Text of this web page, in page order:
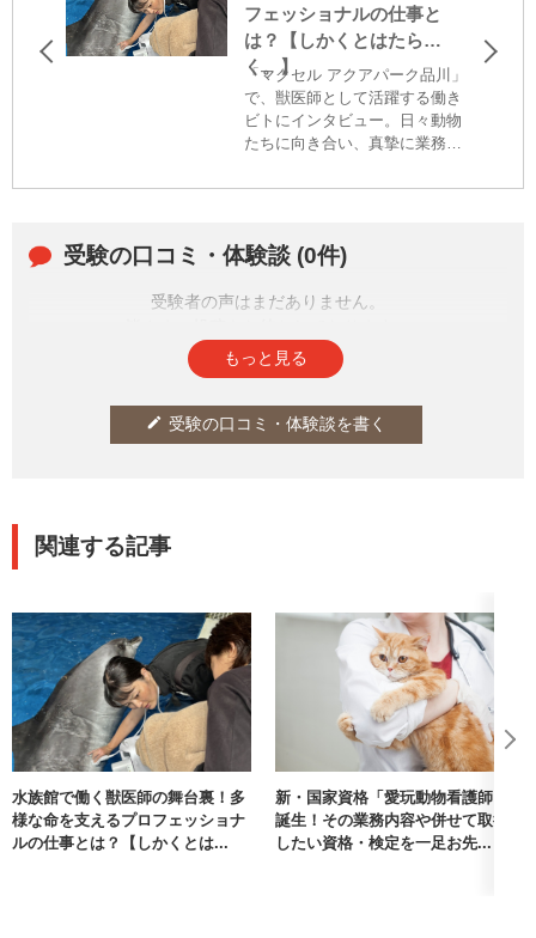
フェッショナルの仕事と
は？【しかくとはたら
く。】
「マクセル アクアパーク品川」
で、獣医師として活躍する働き
ビトにインタビュー。日々動物
たちに向き合い、真摯に業務に
で働きたいと思ったのか、「獣
受験の口コミ・体験談 (0件)
受験者の声はまだありません。
もっと見る
edit 受験の口コミ・体験談を書く
関連する記事
水族館で働く獣医師の舞台裏！多
様な命を支えるプロフェッショナ
ルの仕事とは？【しかくとは...
新・国家資格「愛玩動物看護師」
誕生！その業務内容や併せて取得
したい資格・検定を一足お先...